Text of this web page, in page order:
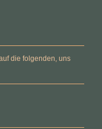
die folgenden, uns